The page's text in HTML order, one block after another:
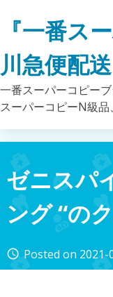
『一番ス
川急便配送
一番スーパーコピー
スーパーコピーN級
ゼニスパ
ング “の
access_time Posted on 2021-